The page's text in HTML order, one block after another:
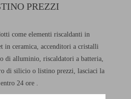
PREZZI
come elementi riscaldanti in
in ceramica, accenditori a cristalli
di alluminio, riscaldatori a batteria,
di silicio o listino prezzi, lasciaci la
24 ore .